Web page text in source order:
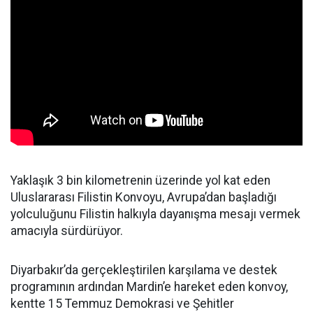
Yaklaşık 3 bin kilometrenin üzerinde yol kat eden
Uluslararası Filistin Konvoyu, Avrupa’dan başladığı
yolculuğunu Filistin halkıyla dayanışma mesajı vermek
amacıyla sürdürüyor.
Diyarbakır’da gerçekleştirilen karşılama ve destek
programının ardından Mardin’e hareket eden konvoy,
kentte 15 Temmuz Demokrasi ve Şehitler